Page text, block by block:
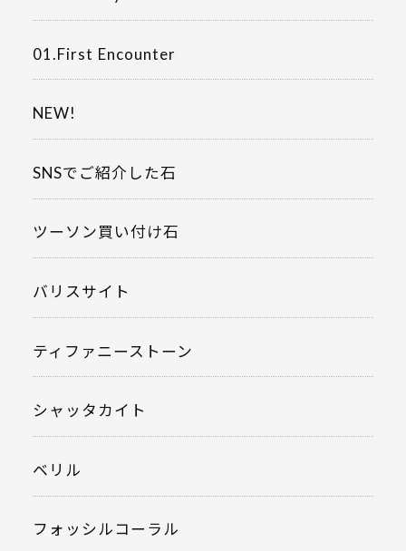
01.First Encounter
NEW!
SNSでご紹介した石
ツーソン買い付け石
バリスサイト
ティファニーストーン
シャッタカイト
ベリル
フォッシルコーラル